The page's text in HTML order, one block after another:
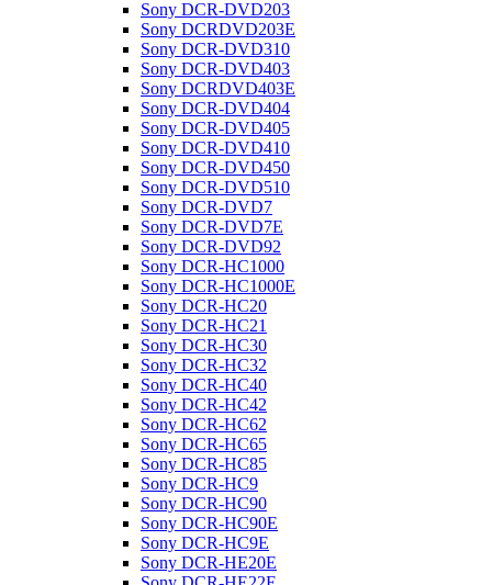
Sony DCR-DVD203
Sony DCRDVD203E
Sony DCR-DVD310
Sony DCR-DVD403
Sony DCRDVD403E
Sony DCR-DVD404
Sony DCR-DVD405
Sony DCR-DVD410
Sony DCR-DVD450
Sony DCR-DVD510
Sony DCR-DVD7
Sony DCR-DVD7E
Sony DCR-DVD92
Sony DCR-HC1000
Sony DCR-HC1000E
Sony DCR-HC20
Sony DCR-HC21
Sony DCR-HC30
Sony DCR-HC32
Sony DCR-HC40
Sony DCR-HC42
Sony DCR-HC62
Sony DCR-HC65
Sony DCR-HC85
Sony DCR-HC9
Sony DCR-HC90
Sony DCR-HC90E
Sony DCR-HC9E
Sony DCR-HE20E